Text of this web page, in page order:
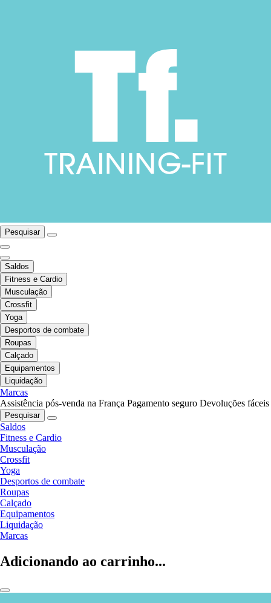
Pesquisar
Saldos
Fitness e Cardio
Musculação
Crossfit
Yoga
Desportos de combate
Roupas
Calçado
Equipamentos
Liquidação
Marcas
Assistência pós-venda na França Pagamento seguro Devoluções fáceis
Pesquisar
Saldos
Fitness e Cardio
Musculação
Crossfit
Yoga
Desportos de combate
Roupas
Calçado
Equipamentos
Liquidação
Marcas
Adicionando ao carrinho...